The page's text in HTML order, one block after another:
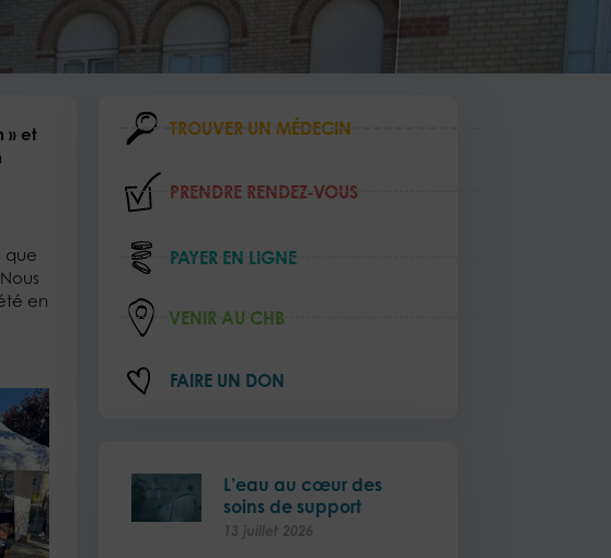
» et
que
en
TROUVER UN MÉDECIN
PRENDRE RENDEZ‑VOUS
PAYER EN LIGNE
VENIR AU CHB
FAIRE UN DON
L’eau au cœur des
soins de support
13 juillet 2026